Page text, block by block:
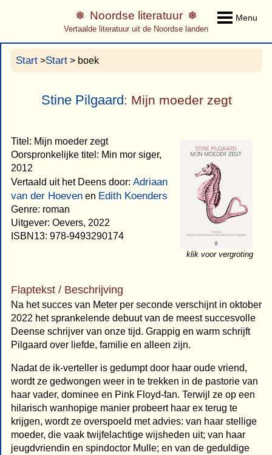
Menu
Noordse literatuur
Vertaalde literatuur uit de Noordse landen
Start >Start > boek
Stine Pilgaard: Mijn moeder zegt
klik voor vergroting
Titel: Mijn moeder zegt
Oorspronkelijke titel: Min mor siger,
2012
Vertaald uit het Deens door: Adriaan
van der Hoeven en Edith Koenders
Genre: roman
Uitgever: Oevers, 2022
ISBN13: 978-9493290174
Flaptekst / Beschrijving
Na het succes van Meter per seconde verschijnt in oktober
2022 het sprankelende debuut van de meest succesvolle
Deense schrijver van onze tijd. Grappig en warm schrijft
Pilgaard over liefde, familie en alleen zijn.
Nadat de ik-verteller is gedumpt door haar oude vriend,
wordt ze gedwongen weer in te trekken in de pastorie van
haar vader, dominee en Pink Floyd-fan. Terwijl ze op een
hilarisch wanhopige manier probeert haar ex terug te
krijgen, wordt ze overspoeld met advies: van haar stellige
moeder, die vaak twijfelachtige wijsheden uit; van haar
jeugdvriendin en spindoctor Mulle; en van de geduldige